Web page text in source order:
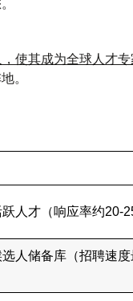
使其成为全球人才
。
人才（响应率约20-
人储备库（招聘速